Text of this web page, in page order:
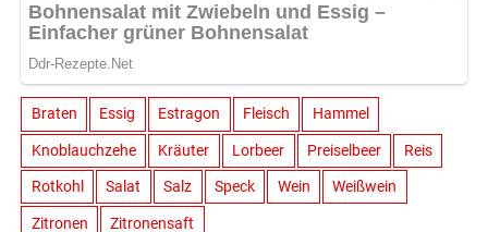
Braten Essig Estragon Fleisch Hammel
Knoblauchzehe Kräuter Lorbeer Preiselbeer Reis
Rotkohl Salat Salz Speck Wein Weißwein
Zitronen Zitronensaft